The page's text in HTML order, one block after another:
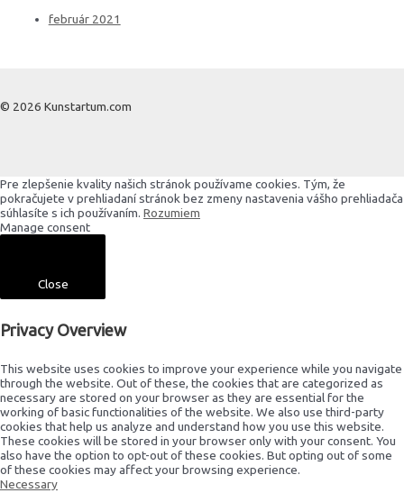
február 2021
© 2026 Kunstartum.com
Pre zlepšenie kvality našich stránok používame cookies. Tým, že
pokračujete v prehliadaní stránok bez zmeny nastavenia vášho prehliadača
súhlasíte s ich používaním. Rozumiem
Manage consent
Close
Privacy Overview
This website uses cookies to improve your experience while you navigate
through the website. Out of these, the cookies that are categorized as
necessary are stored on your browser as they are essential for the
working of basic functionalities of the website. We also use third-party
cookies that help us analyze and understand how you use this website.
These cookies will be stored in your browser only with your consent. You
also have the option to opt-out of these cookies. But opting out of some
of these cookies may affect your browsing experience.
Necessary